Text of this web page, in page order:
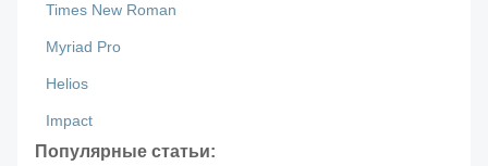
Times New Roman
Myriad Pro
Helios
Impact
Популярные статьи: